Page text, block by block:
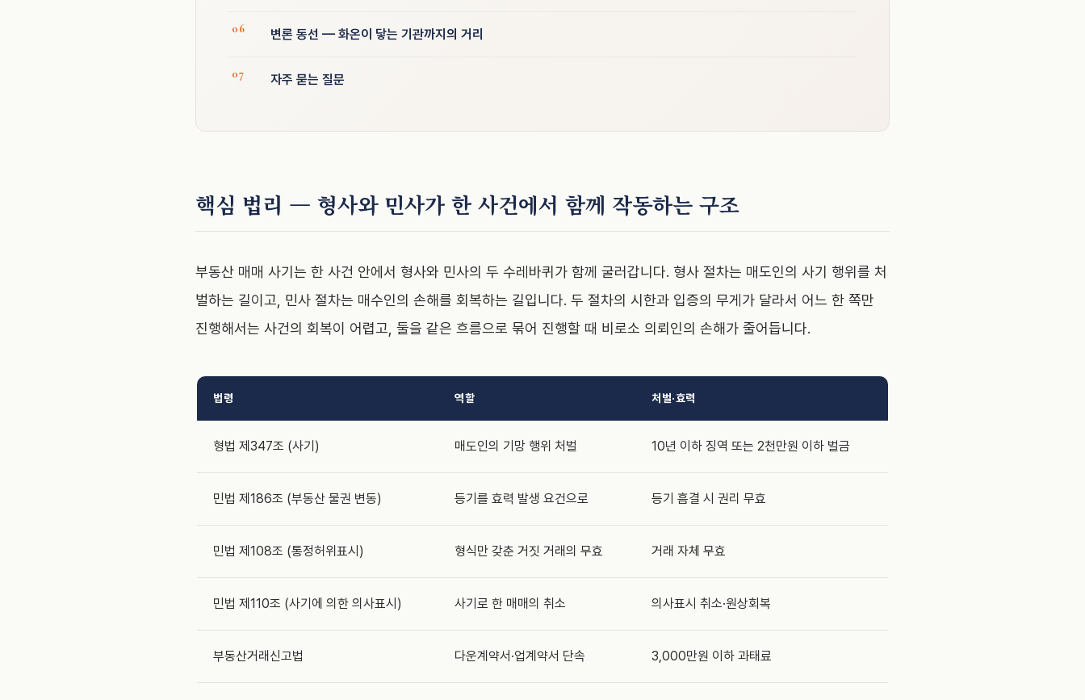
변론 동선 — 화온이 닿는 기관까지의 거리
자주 묻는 질문
핵심 법리 — 형사와 민사가 한 사건에서 함께 작동하는 구조
부동산 매매 사기는 한 사건 안에서 형사와 민사의 두 수레바퀴가 함께 굴러갑니다. 형사 절차는 매도인의 사기 행위를 처
벌하는 길이고, 민사 절차는 매수인의 손해를 회복하는 길입니다. 두 절차의 시한과 입증의 무게가 달라서 어느 한 쪽만
진행해서는 사건의 회복이 어렵고, 둘을 같은 흐름으로 묶어 진행할 때 비로소 의뢰인의 손해가 줄어듭니다.
법령 역할 처벌·효력
형법 제347조 (사기) 매도인의 기망 행위 처벌 10년 이하 징역 또는 2천만원 이하 벌금
민법 제186조 (부동산 물권 변동) 등기를 효력 발생 요건으로 등기 흠결 시 권리 무효
민법 제108조 (통정허위표시) 형식만 갖춘 거짓 거래의 무효 거래 자체 무효
민법 제110조 (사기에 의한 의사표시) 사기로 한 매매의 취소 의사표시 취소·원상회복
부동산거래신고법 다운계약서·업계약서 단속 3,000만원 이하 과태료